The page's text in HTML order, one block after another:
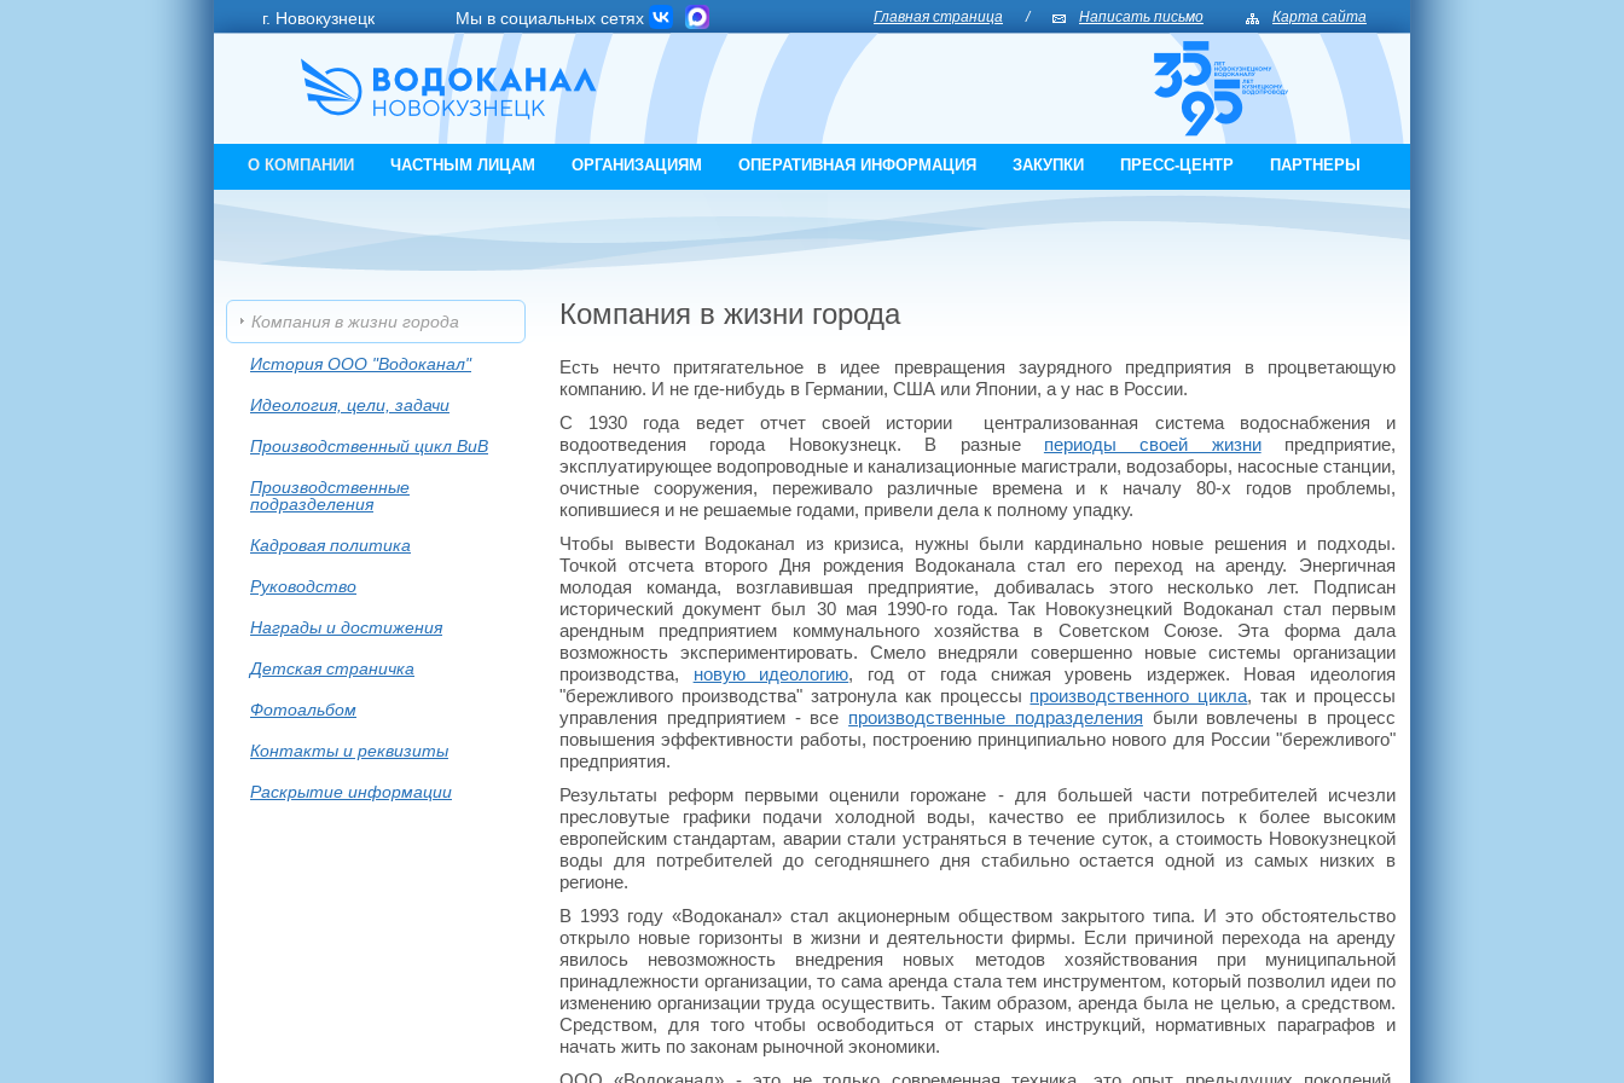
г. Новокузнецк Мы в социальных сетях Главная страница / Написать письмо Карта сайта
О КОМПАНИИ ЧАСТНЫМ ЛИЦАМ ОРГАНИЗАЦИЯМ ОПЕРАТИВНАЯ ИНФОРМАЦИЯ ЗАКУПКИ ПРЕСС-ЦЕНТР ПАРТНЕРЫ
Компания в жизни города
История ООО "Водоканал"
Идеология, цели, задачи
Производственный цикл ВиВ
Производственные
подразделения
Кадровая политика
Руководство
Награды и достижения
Детская страничка
Фотоальбом
Контакты и реквизиты
Раскрытие информации
Компания в жизни города
Есть нечто притягательное в идее превращения заурядного предприятия в процветающую
компанию. И не где-нибудь в Германии, США или Японии, а у нас в России.
С 1930 года ведет отчет своей истории централизованная система водоснабжения и
водоотведения города Новокузнецк. В разные периоды своей жизнипредприятие,
эксплуатирующее водопроводные и канализационные магистрали, водозаборы, насосные станции,
очистные сооружения, переживало различные времена и к началу 80-х годов проблемы,
копившиеся и не решаемые годами, привели дела к полному упадку.
Чтобы вывести Водоканал из кризиса, нужны были кардинально новые решения и подходы.
Точкой отсчета второго Дня рождения Водоканала стал его переход на аренду. Энергичная
молодая команда, возглавившая предприятие, добивалась этого несколько лет. Подписан
исторический документ был 30 мая 1990-го года. Так Новокузнецкий Водоканал стал первым
арендным предприятием коммунального хозяйства в Советском Союзе. Эта форма дала
возможность экспериментировать. Смело внедряли совершенно новые системы организации
производства, новую идеологию, год от года снижая уровень издержек. Новая идеология
"бережливого производства" затронула как процессы производственного цикла, так и процессы
управления предприятием - все производственные подразделения были вовлечены в процесс
повышения эффективности работы, построению принципиально нового для России "бережливого"
предприятия.
Результаты реформ первыми оценили горожане - для большей части потребителей исчезли
пресловутые графики подачи холодной воды, качество ее приблизилось к более высоким
европейским стандартам, аварии стали устраняться в течение суток, а стоимость Новокузнецкой
воды для потребителей до сегодняшнего дня стабильно остается одной из самых низких в
регионе.
В 1993 году «Водоканал» стал акционерным обществом закрытого типа. И это обстоятельство
открыло новые горизонты в жизни и деятельности фирмы. Если причиной перехода на аренду
явилось невозможность внедрения новых методов хозяйствования при муниципальной
принадлежности организации, то сама аренда стала тем инструментом, который позволил идеи по
изменению организации труда осуществить. Таким образом, аренда была не целью, а средством.
Средством, для того чтобы освободиться от старых инструкций, нормативных параграфов и
начать жить по законам рыночной экономики.